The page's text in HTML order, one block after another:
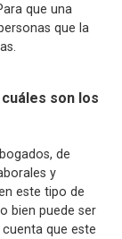
que una
que la
son los
de
y
este tipo de
bien puede ser
que este